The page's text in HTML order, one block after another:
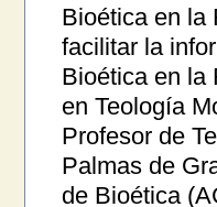
Bioética en la
facilitar la
Bioética en la
en Teología
Profesor de
Palmas de
de Bioética